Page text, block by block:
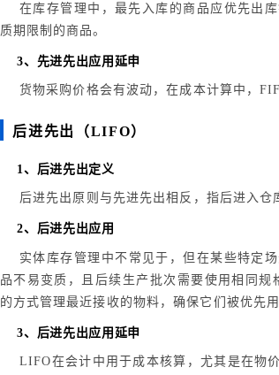
在库存管理中，最先入库的商品应优先出
质期限制的商品。
3、先进先出应用延申
货物采购价格会有波动，在成本计算中，
后进先出（LIFO）
1、后进先出定义
后进先出原则与先进先出相反，指后进入仓
2、后进先出应用
实体库存管理中 不常见于 ，但在某些特定
品不易变质，且后续生产批次需要使用相同
的方式管理最近接收的物料，确保它们被优先用
3、后进先出应用延申
LIFO在会计中用于成本核算，尤其是在物